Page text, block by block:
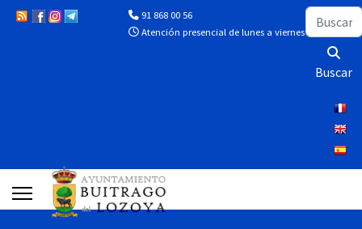
91 868 00 56
Atención presencial de lunes a viernes de 10:00 a
Buscar
Buscar